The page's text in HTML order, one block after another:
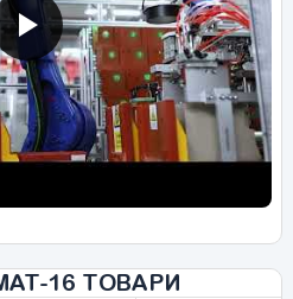
16 ТОВАРИ